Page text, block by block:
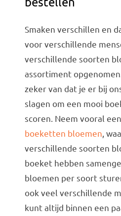
Smaken verschillen en
voor verschillende
verschillende soorten
assortiment
zeker van dat je er bij
slagen om een mooi
scoren. Neem vooral
boeketten bloemen ,
verschillende soorten
boeket hebben
bloemen per soort
ook veel verschillende
kunt altijd binnen een